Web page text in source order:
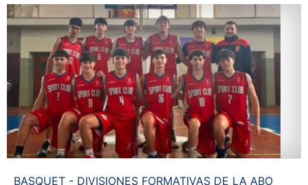
BASQUET - DIVISIONES FORMATIVAS DE LA ABO